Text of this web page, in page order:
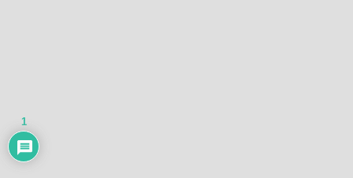
1